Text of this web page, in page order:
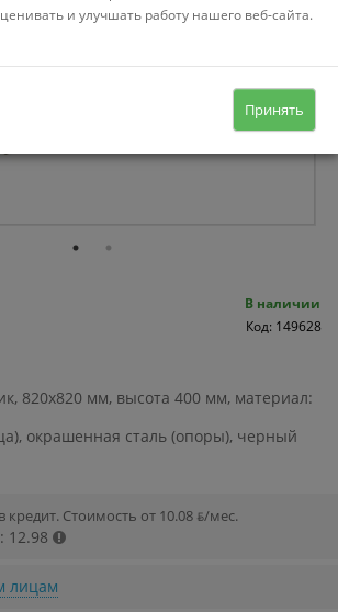
В наличии
Код: 149628
820x820 мм, высота 400 мм, материал:
окрашенная сталь (опоры), черный
Стоимость от 10.08 ƃ/мec.
12.98
лицам
и улучшать работу нашего веб-сайта.
Принять